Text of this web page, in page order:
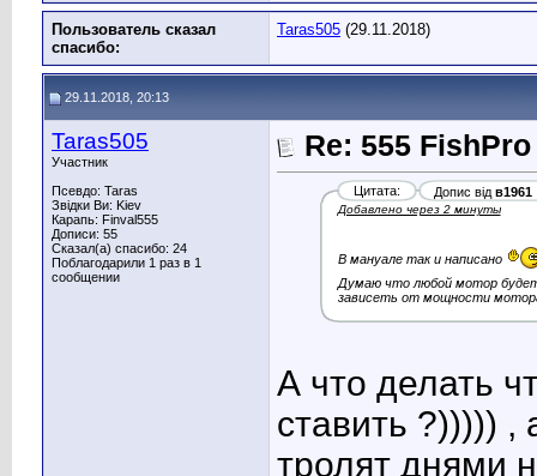
Пользователь сказал
cпасибо:
Taras505 (29.11.2018)
29.11.2018, 20:13
Taras505
Участник
Псевдо: Taras
Звідки Ви: Kiev
Карапь: Finval555
Дописи: 55
Сказал(а) спасибо: 24
Поблагодарили 1 раз в 1
сообщении
Re: 555 FishPro
Цитата: Допис від в1961
Добавлено через 2 минуты
В мануале так и написано
Думаю что любой мотор
зависеть от мощности
А что делать
ставить ?)))))
тролят днями